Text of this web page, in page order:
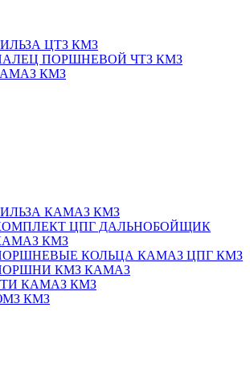
ЦТЗ КМЗ
ПОРШНЕВОЙ ЧТЗ КМЗ
КМЗ
КАМАЗ КМЗ
ЦПГ ДАЛЬНОБОЙЩИК
КМЗ
КОЛЬЦА КАМАЗ ЦПГ КМЗ
КМЗ КАМАЗ
КАМАЗ КМЗ
КМЗ